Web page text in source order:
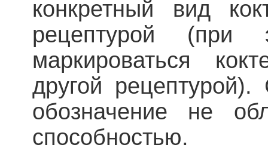
конкретный вид
рецептурой
маркироваться
другой
обозначение не
способностью.